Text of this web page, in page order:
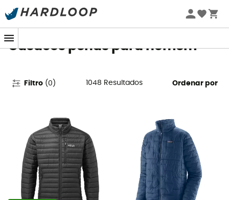
Promoções de verão 🔥 -5% EXTRA a partir de 2 produtos*
Casacos penas para homem
Filtro (0 ) 1048 Resultados Ordenar por